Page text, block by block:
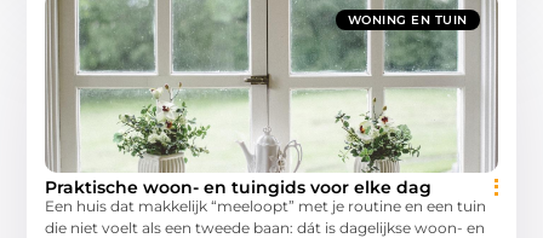
WONING EN TUIN
Praktische woon- en tuingids voor elke dag
Een huis dat makkelijk “meeloopt” met je routine en een tuin
die niet voelt als een tweede baan: dát is dagelijkse woon- en